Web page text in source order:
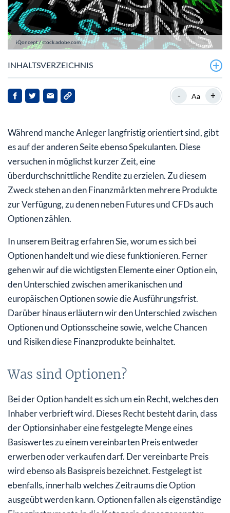
iQoncept / stock.adobe.com
INHALTSVERZEICHNIS
Was sind Optionen?
Welche wichtigen Elemente beinhalten Optionen?
Worauf kann ich mit Optionen spekulieren?
Wo kann ich Optionen handeln?
europäische Optionen?
Worin unterscheiden sich Optionen und
Optionsscheine?
Worum handelt es sich bei der Hebelwirkung?
Für wen eignen sich Optionen?
Was sind Chancen und Risiken der Optionen?
- Aa +
Während manche Anleger langfristig orientiert sind, gibt
es auf der anderen Seite ebenso Spekulanten. Diese
versuchen in möglichst kurzer Zeit, eine
überdurchschnittliche Rendite zu erzielen. Zu diesem
Zweck stehen an den Finanzmärkten mehrere Produkte
zur Verfügung, zu denen neben Futures und CFDs auch
Optionen zählen.
In unserem Beitrag erfahren Sie, worum es sich bei
Optionen handelt und wie diese funktionieren. Ferner
gehen wir auf die wichtigsten Elemente einer Option ein,
den Unterschied zwischen amerikanischen und
europäischen Optionen sowie die Ausführungsfrist.
Darüber hinaus erläutern wir den Unterschied zwischen
Optionen und Optionsscheine sowie, welche Chancen
und Risiken diese Finanzprodukte beinhaltet.
Was sind Optionen?
Bei der Option handelt es sich um ein Recht, welches den
Inhaber verbrieft wird. Dieses Recht besteht darin, dass
der Optionsinhaber eine festgelegte Menge eines
Basiswertes zu einem vereinbarten Preis entweder
erwerben oder verkaufen darf. Der vereinbarte Preis
wird ebenso als Basispreis bezeichnet. Festgelegt ist
ebenfalls, innerhalb welches Zeitraums die Option
ausgeübt werden kann. Optionen fallen als eigenständige